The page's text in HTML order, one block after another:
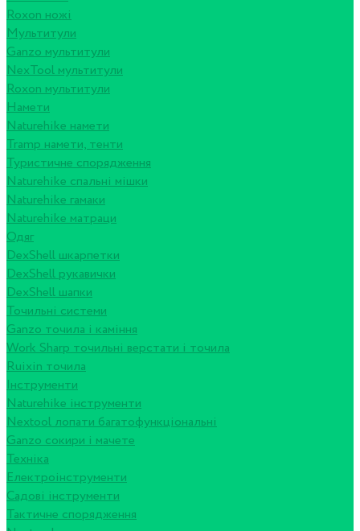
Roxon ножi
Мультитули
Ganzo мультитули
NexTool мультитули
Roxon мультитули
Намети
Naturehike намети
Tramp намети, тенти
Туристичне спорядження
Naturehike спальні мішки
Naturehike гамаки
Naturehike матраци
Одяг
DexShell шкарпетки
DexShell рукавички
DexShell шапки
Точильні системи
Ganzo точила і каміння
Work Sharp точильні верстати і точила
Ruixin точила
Інструменти
Naturehike інструменти
Nextool лопати багатофункціональні
Ganzo сокири і мачете
Техніка
Електроінструменти
Садові інструменти
Тактичне спорядження